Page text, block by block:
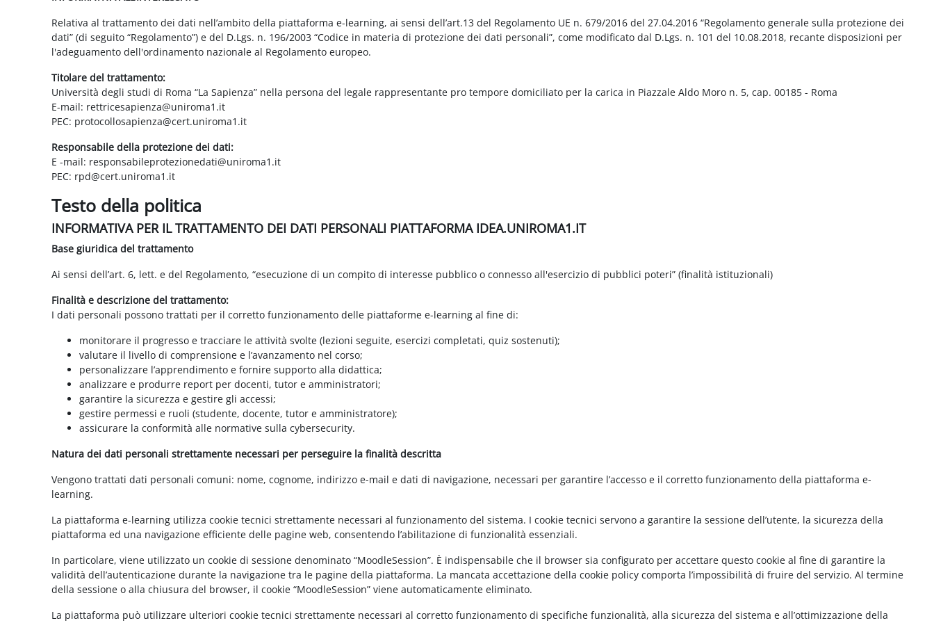
Relativa al trattamento dei dati nell’ambito della piattaforma e-learning, ai sensi dell’art.13 del Regolamento UE n. 679/2016 del 27.04.2016 “Regolamento generale sulla protezione dei
dati” (di seguito “Regolamento”) e del D.Lgs. n. 196/2003 “Codice in materia di protezione dei dati personali”, come modificato dal D.Lgs. n. 101 del 10.08.2018, recante disposizioni per
l'adeguamento dell'ordinamento nazionale al Regolamento europeo.
Titolare del trattamento:
Università degli studi di Roma “La Sapienza” nella persona del legale rappresentante pro tempore domiciliato per la carica in Piazzale Aldo Moro n. 5, cap. 00185 - Roma
E-mail: rettricesapienza@uniroma1.it
PEC: protocollosapienza@cert.uniroma1.it
Responsabile della protezione dei dati:
E -mail: responsabileprotezionedati@uniroma1.it
PEC: rpd@cert.uniroma1.it
Testo della politica
INFORMATIVA PER IL TRATTAMENTO DEI DATI PERSONALI PIATTAFORMA IDEA.UNIROMA1.IT
Base giuridica del trattamento
Ai sensi dell’art. 6, lett. e del Regolamento, “esecuzione di un compito di interesse pubblico o connesso all'esercizio di pubblici poteri” (finalità istituzionali)
Finalità e descrizione del trattamento:
I dati personali possono trattati per il corretto funzionamento delle piattaforme e-learning al fine di:
monitorare il progresso e tracciare le attività svolte (lezioni seguite, esercizi completati, quiz sostenuti);
valutare il livello di comprensione e l’avanzamento nel corso;
personalizzare l’apprendimento e fornire supporto alla didattica;
analizzare e produrre report per docenti, tutor e amministratori;
garantire la sicurezza e gestire gli accessi;
gestire permessi e ruoli (studente, docente, tutor e amministratore);
assicurare la conformità alle normative sulla cybersecurity.
Natura dei dati personali strettamente necessari per perseguire la finalità descritta
Vengono trattati dati personali comuni: nome, cognome, indirizzo e-mail e dati di navigazione, necessari per garantire l’accesso e il corretto funzionamento della piattaforma e-
learning.
La piattaforma e-learning utilizza cookie tecnici strettamente necessari al funzionamento del sistema. I cookie tecnici servono a garantire la sessione dell’utente, la sicurezza della
piattaforma ed una navigazione efficiente delle pagine web, consentendo l’abilitazione di funzionalità essenziali.
In particolare, viene utilizzato un cookie di sessione denominato “MoodleSession”. È indispensabile che il browser sia configurato per accettare questo cookie al fine di garantire la
validità dell’autenticazione durante la navigazione tra le pagine della piattaforma. La mancata accettazione della cookie policy comporta l’impossibilità di fruire del servizio. Al termine
della sessione o alla chiusura del browser, il cookie “MoodleSession” viene automaticamente eliminato.
La piattaforma può utilizzare ulteriori cookie tecnici strettamente necessari al corretto funzionamento di specifiche funzionalità, alla sicurezza del sistema e all’ottimizzazione della